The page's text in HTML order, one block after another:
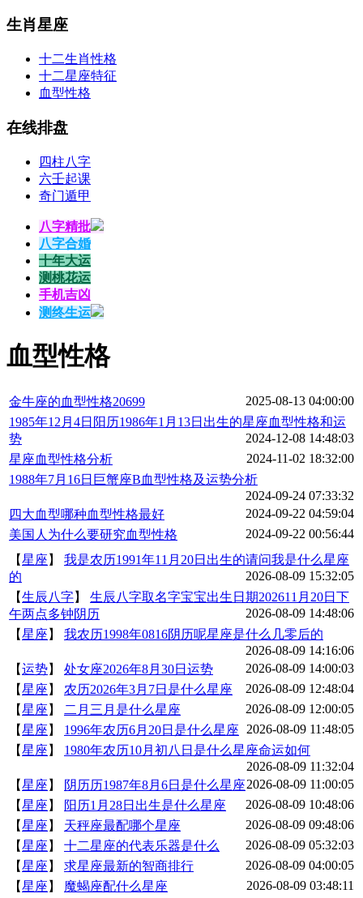
生肖星座
十二生肖性格
十二星座特征
血型性格
在线排盘
四柱八字
六壬起课
奇门遁甲
八字精批
八字合婚
十年大运
测桃花运
手机吉凶
测终生运
血型性格
金牛座的血型性格20699
2025-08-13 04:00:00
1985年12月4日阳历1986年1月13日出生的星座血型性格和运
势
2024-12-08 14:48:03
星座血型性格分析
2024-11-02 18:32:00
1988年7月16日巨蟹座B血型性格及运势分析
2024-09-24 07:33:32
四大血型哪种血型性格最好
2024-09-22 04:59:04
美国人为什么要研究血型性格
2024-09-22 00:56:44
【星座 】 我是农历1991年11月20日出生的请问我是什么星座
的
2026-08-09 15:32:05
【生辰八字】 生辰八字取名字宝宝出生日期202611月20日下
午两点多钟阴历
2026-08-09 14:48:06
【星座 】 我农历1998年0816阴历呢星座是什么几零后的
2026-08-09 14:16:06
【运势】 处女座2026年8月30日运势
2026-08-09 14:00:03
【星座 】 农历2026年3月7日是什么星座
2026-08-09 12:48:04
【星座 】 二月三月是什么星座
2026-08-09 12:00:05
【星座 】 1996年农历6月20日是什么星座
2026-08-09 11:48:05
【星座 】 1980年农历10月初八日是什么星座命运如何
2026-08-09 11:32:04
【星座 】 阴历历1987年8月6日是什么星座2026-08-09 11:00:05
【星座 】 阳历1月28日出生是什么星座
2026-08-09 10:48:06
【星座 】 天秤座最配哪个星座
2026-08-09 09:48:06
【星座 】 十二星座的代表乐器是什么
2026-08-09 05:32:03
【星座 】 求星座最新的智商排行
2026-08-09 04:00:05
【星座 】 魔蝎座配什么星座 2026-08-09 03:48:11